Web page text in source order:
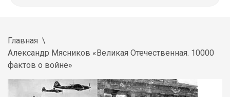
Главная
Александр Мясников «Великая Отечественная. 10000
фактов о войне»